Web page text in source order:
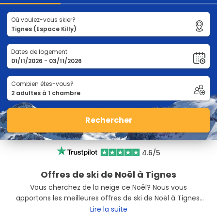
Où voulez-vous skier?
Dates de logement
Combien êtes-vous?
Rechercher
4.6/5
Offres de ski de Noël à Tignes
Vous cherchez de la neige ce Noël? Nous vous
apportons les meilleures offres de ski de Noël à Tignes
pour que vous profitiez au maximum de vos vacances.
Lire la suite